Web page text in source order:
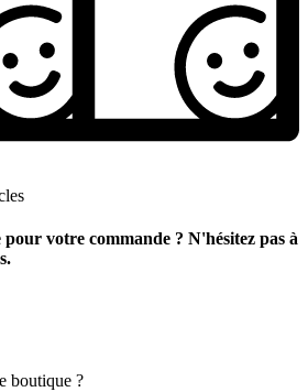
votre commande ? N'hésitez pas à
boutique ?